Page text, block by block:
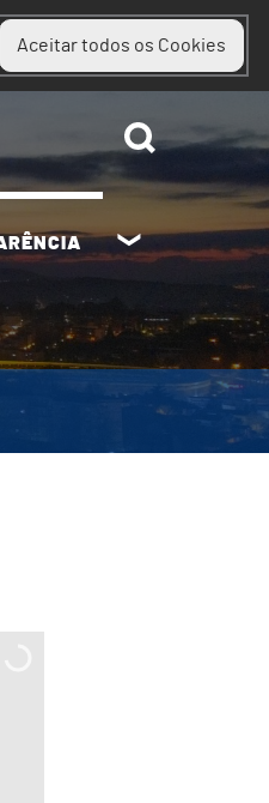
Aceitar todos os Cookies